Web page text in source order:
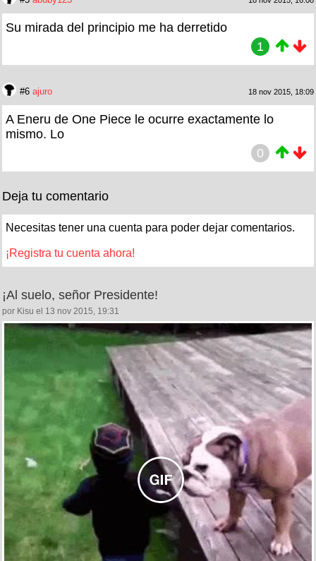
Su mirada del principio me ha derretido
1
#6 ajuro 18 nov 2015, 18:09
A Eneru de One Piece le ocurre exactamente lo
mismo. Lo
0
Deja tu comentario
Necesitas tener una cuenta para poder dejar comentarios.
¡Registra tu cuenta ahora!
¡Al suelo, señor Presidente!
por Kisu el 13 nov 2015, 19:31